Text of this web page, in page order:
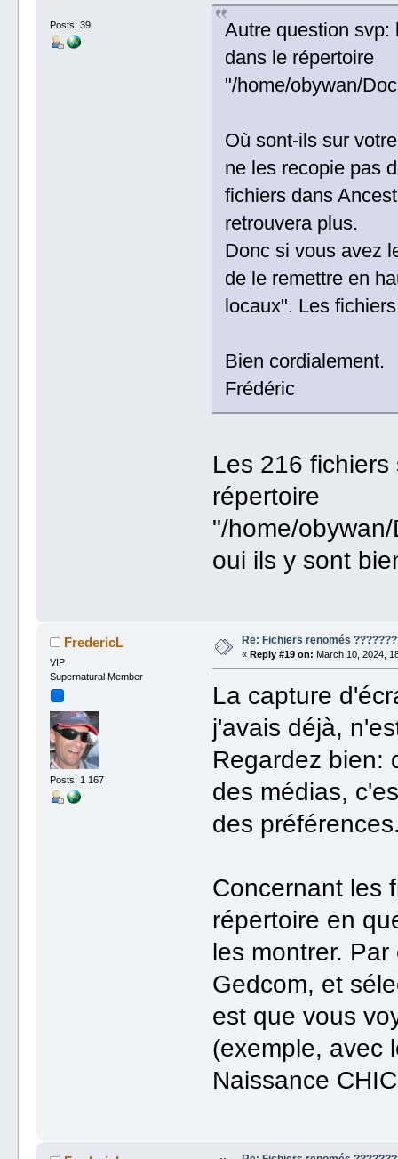
Posts: 39
Autre question svp:
dans le répertoire
"/home/obywan/
Où sont-ils sur
ne les recopie pas
fichiers dans
retrouvera plus.
Donc si vous avez
de le remettre en
locaux". Les
Bien cordialement.
Frédéric
Les 216
répertoire
"/home/
oui ils y sont
FredericL
VIP
Supernatural Member
Posts: 1 167
Re: Fichiers renomés
« Reply #19 on: March 10, 2024,
La capture
j'avais déjà,
Regardez bien:
des médias,
des
Concernant les
répertoire en
les montrer.
Gedcom, et
est que vous
(exemple, avec
Naissance